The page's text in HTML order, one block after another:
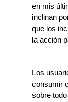
en mis
inclinan
que los
la acción
Los
consumir
sobre